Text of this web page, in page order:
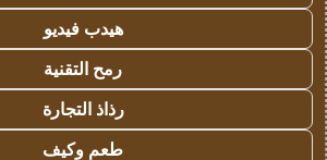
هيدب فيديو
رمح التقنية
رذاذ التجارة
طعم وكيف